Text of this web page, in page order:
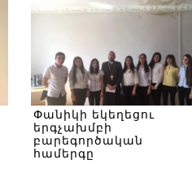
Փանիկի եկեղեցու
երգչախմբի
բարեգործական
համերգը